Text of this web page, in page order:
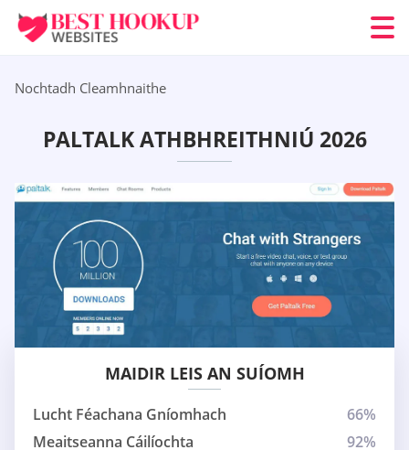
Nochtadh Cleamhnaithe
PALTALK ATHBHREITHNIÚ 2026
MAIDIR LEIS AN SUÍOMH
Lucht Féachana Gníomhach
66%
Meaitseanna Cáilíochta
92%